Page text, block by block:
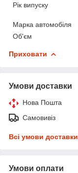
Рік випуску
Марка автомобіля
Об'єм
Приховати
Умови доставки
Нова Пошта
Самовивіз
Всі умови доставки
Умови оплати